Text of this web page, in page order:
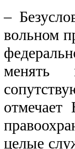
‒
вольном
менять
целые